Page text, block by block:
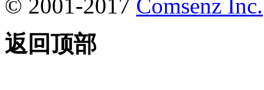
© 2001-2017 Comsenz Inc.
返回顶部